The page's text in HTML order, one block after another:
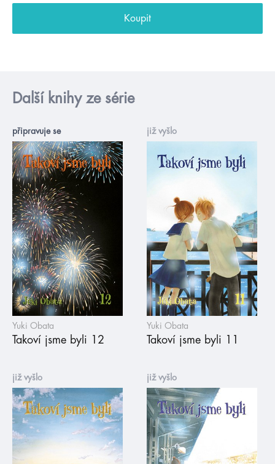
Koupit
Další knihy ze série
připravuje se
Yuki Obata
Takoví jsme byli 12
již vyšlo
Yuki Obata
Takoví jsme byli 11
již vyšlo již vyšlo